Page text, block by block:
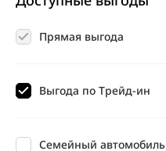
Прямая выгода
Выгода по Трейд-ин
Семейный автомобиль